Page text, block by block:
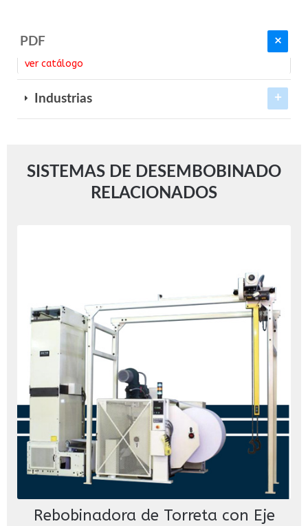
PDF
ver catálogo
Industrias
SISTEMAS DE DESEMBOBINADO
RELACIONADOS
Rebobinadora de Torreta con Eje